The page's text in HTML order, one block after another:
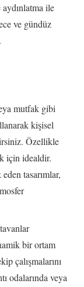
ile
ve gündüz
mutfak gibi
kişisel
Özellikle
için idealdir.
tasarımlar,
bir ortam
çalışmalarını
odalarında veya